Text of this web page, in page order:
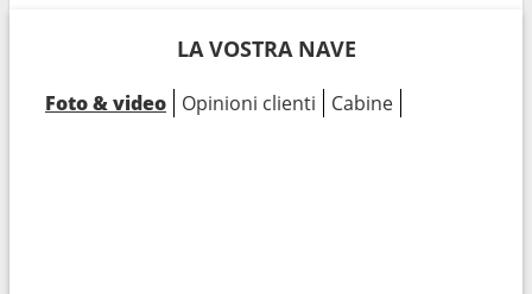
LA VOSTRA NAVE
Foto & video Opinioni clienti Cabine